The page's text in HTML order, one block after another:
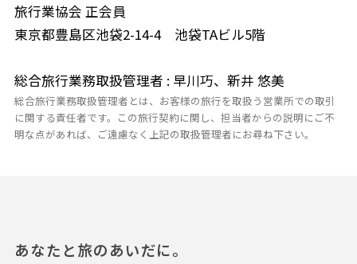
旅行業協会 正会員
東京都豊島区池袋2-14-4 池袋TAビル5階
総合旅行業務取扱管理者 : 早川巧、新井 悠美
総合旅行業務取扱管理者とは、お客様の旅行を取扱う営業所での取引
に関する責任者です。この旅行契約に関し、担当者からの説明にご不
明な点があれば、ご遠慮なく上記の取扱管理者にお尋ね下さい。
あなたと旅のあいだに。